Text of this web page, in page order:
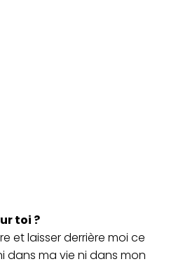
toi ?
et laisser derrière moi ce
dans ma vie ni dans mon